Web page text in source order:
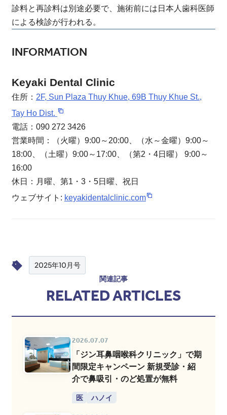
診料と再診料は別途必要で、施術前には日本人歯科医師
による検診が行われる。
INFORMATION
Keyaki Dental Clinic
住所： 2F, Sun Plaza Thuy Khue, 69B Thuy Khue St.,
Tay Ho Dist.
電話：090 272 3426
営業時間：（火曜）9:00～20:00、（水～金曜）9:00～
18:00、（土曜）9:00～17:00、（第2・4日曜） 9:00～
16:00
休日：月曜、第1・3・5日曜、祝日
ウェブサイト: keyakidentalclinic.com
2025年10月号
関連記事
RELATED ARTICLES
2026.07.07
「ジン耳鼻咽喉科クリニック」で期
間限定キャンペーン 新規受診・紹
介で鼻吸引・のど処置が無料
医 ハノイ